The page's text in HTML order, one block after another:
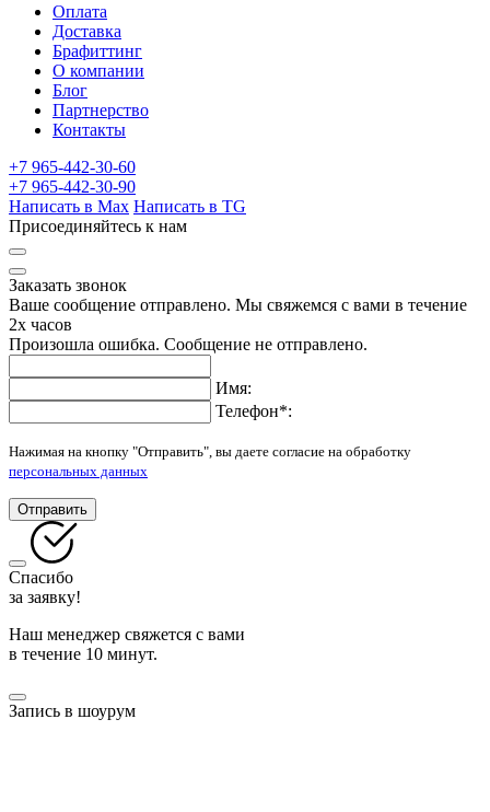
Оплата
Доставка
Брафиттинг
О компании
Блог
Партнерство
Контакты
+7 965-442-30-60
+7 965-442-30-90
Написать в Max Написать в TG
Присоединяйтесь к нам
Заказать звонок
Ваше сообщение отправлено. Мы свяжемся с вами в течение
2х часов
Произошла ошибка. Сообщение не отправлено.
Имя:
Телефон*:
Нажимая на кнопку "Отправить", вы даете согласие на обработку
персональных данных
Отправить
Спасибо
за заявку!
Наш менеджер свяжется с вами
в течение 10 минут.
Запись в шоурум